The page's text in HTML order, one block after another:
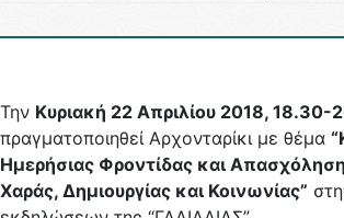
Την Κυριακή 22 Απριλίου 2018, 18.30-
πραγματοποιηθεί Αρχονταρίκι με θέμα
Ημερήσιας Φροντίδας και
Χαράς, Δημιουργίας και Κοινωνίας”